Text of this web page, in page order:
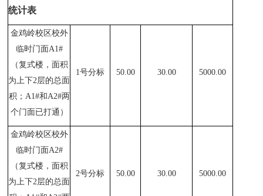
统计表
金鸡岭校区校外
临时门面A1#
（复式楼，面积
为上下2层的总面
积；A1#和A2#两
个门面已打通）
1号分标 50.00 30.00 5000.00
金鸡岭校区校外
临时门面A2#
（复式楼，面积
为上下2层的总面
2号分标 50.00 30.00 5000.00